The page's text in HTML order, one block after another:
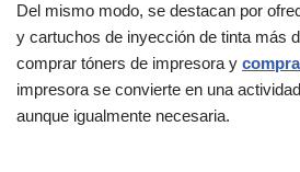
Del mismo modo, se destacan por
y cartuchos de inyección de tinta más
comprar tóners de impresora y
impresora se convierte en una
aunque igualmente necesaria.